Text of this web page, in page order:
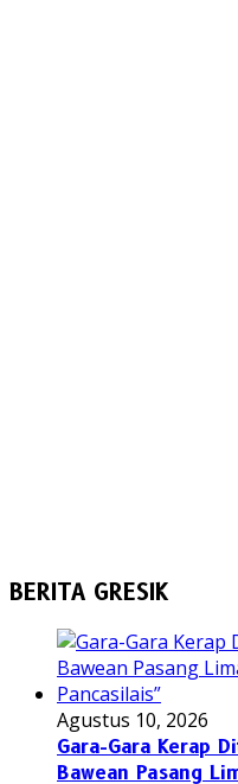
BERITA GRESIK
Agustus 10, 2026
Gara-Gara Kerap
Bawean Pasang